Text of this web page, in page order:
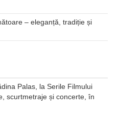
– eleganță, tradiție și
Palas, la Serile Filmului
scurtmetraje și concerte, în